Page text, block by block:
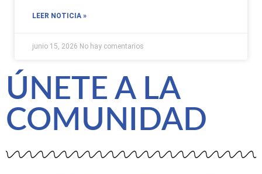
LEER NOTICIA »
junio 15, 2026 No hay comentarios
ÚNETE A LA
COMUNIDAD